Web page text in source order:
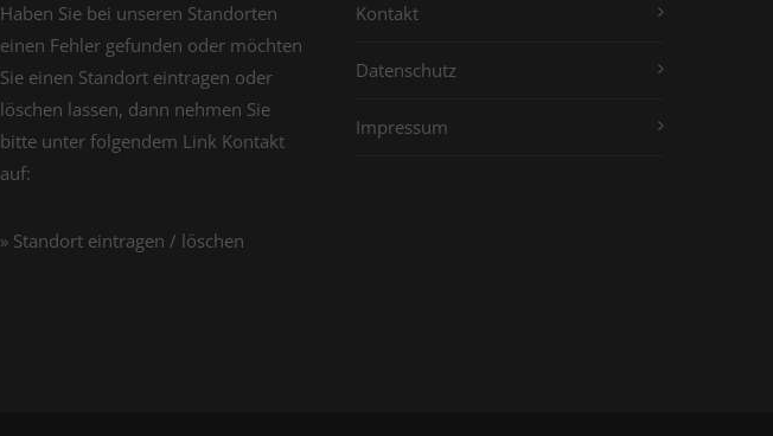
Haben Sie bei unseren Standorten
einen Fehler gefunden oder möchten
Sie einen Standort eintragen oder
löschen lassen, dann nehmen Sie
bitte unter folgendem Link Kontakt
auf:
» Standort eintragen / löschen
Kontakt
Datenschutz
Impressum